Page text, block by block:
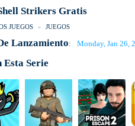
Strikers Gratis
JUEGOS JUEGOS
Lanzamiento: Monday, Jan 26,
Esta Serie